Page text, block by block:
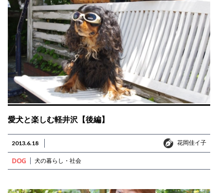
愛犬と楽しむ軽井沢【後編】
2013.6.18 花岡佳イ子
花岡佳イ子
DOG 犬の暮らし・社会